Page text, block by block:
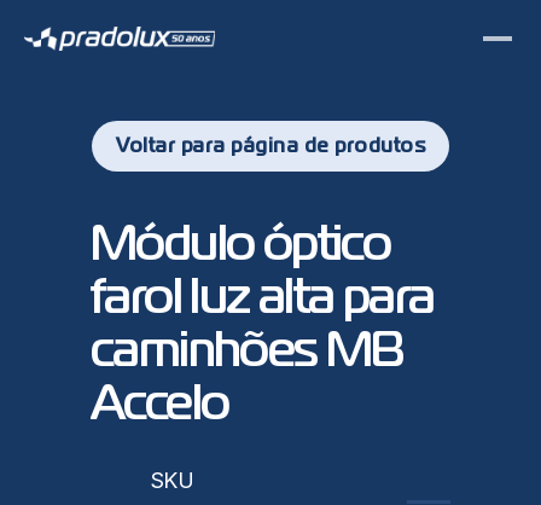
Voltar para página de produtos
PL7027 -
Módulo óptico
farol luz alta para
caminhões MB
Accelo
SKU